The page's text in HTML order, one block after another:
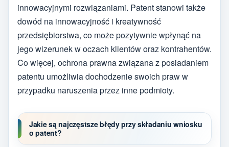
innowacyjnymi rozwiązaniami. Patent stanowi także
dowód na innowacyjność i kreatywność
przedsiębiorstwa, co może pozytywnie wpłynąć na
jego wizerunek w oczach klientów oraz kontrahentów.
Co więcej, ochrona prawna związana z posiadaniem
patentu umożliwia dochodzenie swoich praw w
przypadku naruszenia przez inne podmioty.
Jakie są najczęstsze błędy przy składaniu wniosku
o patent?